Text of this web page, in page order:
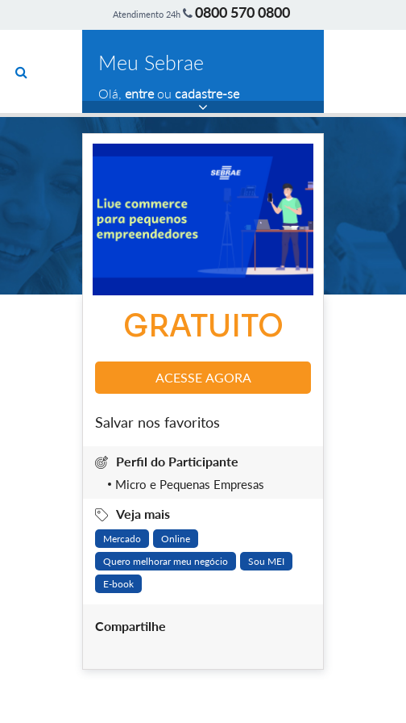
Atendimento 24h 0800 570 0800
Meu Sebrae
Olá, entreou cadastre-se
GRATUITO
ACESSE AGORA
Salvar nos favoritos
Perfil do Participante
Micro e Pequenas Empresas
Veja mais
Mercado
Online
Quero melhorar meu negócio
Sou MEI
E-book
Compartilhe